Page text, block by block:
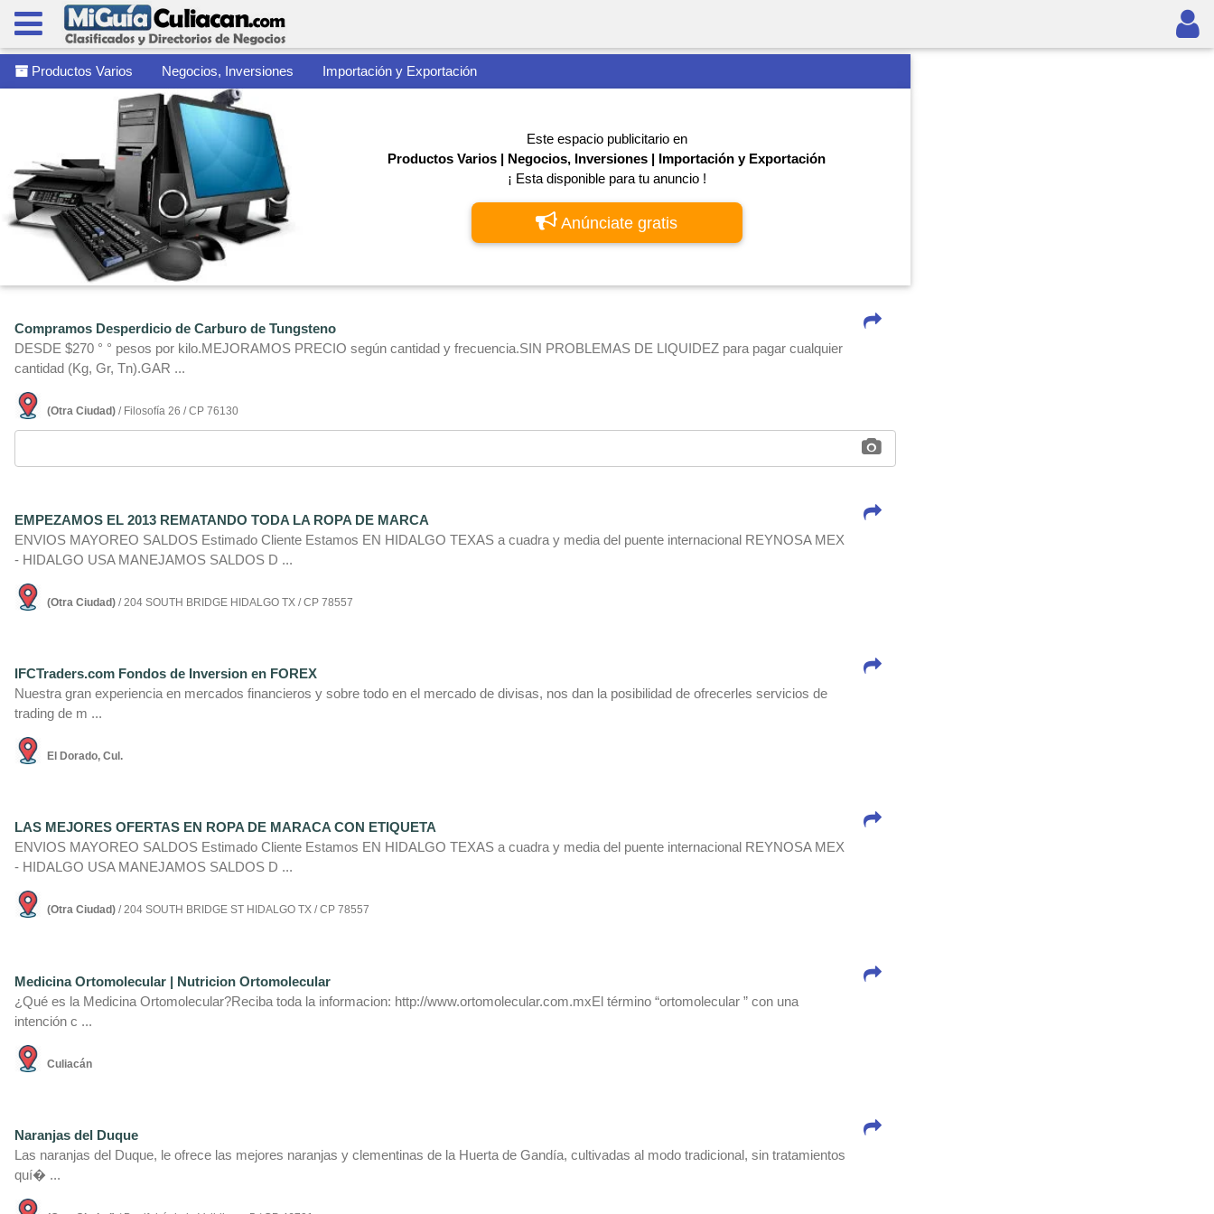
Productos Varios Negocios, Inversiones Importación y Exportación
Este espacio publicitario en
Productos Varios | Negocios, Inversiones | Importación y Exportación
¡ Esta disponible para tu anuncio !
Anúnciate gratis
Compramos Desperdicio de Carburo de Tungsteno
DESDE $270 ° ° pesos por kilo.MEJORAMOS PRECIO según cantidad y frecuencia.SIN PROBLEMAS DE LIQUIDEZ para pagar cualquier
cantidad (Kg, Gr, Tn).GAR ...
(Otra Ciudad) / Filosofía 26 / CP 76130
EMPEZAMOS EL 2013 REMATANDO TODA LA ROPA DE MARCA
ENVIOS MAYOREO SALDOS Estimado Cliente Estamos EN HIDALGO TEXAS a cuadra y media del puente internacional REYNOSA MEX
- HIDALGO USA MANEJAMOS SALDOS D ...
(Otra Ciudad) / 204 SOUTH BRIDGE HIDALGO TX / CP 78557
IFCTraders.com Fondos de Inversion en FOREX
Nuestra gran experiencia en mercados financieros y sobre todo en el mercado de divisas, nos dan la posibilidad de ofrecerles servicios de
trading de m ...
El Dorado, Cul.
LAS MEJORES OFERTAS EN ROPA DE MARACA CON ETIQUETA
ENVIOS MAYOREO SALDOS Estimado Cliente Estamos EN HIDALGO TEXAS a cuadra y media del puente internacional REYNOSA MEX
- HIDALGO USA MANEJAMOS SALDOS D ...
(Otra Ciudad) / 204 SOUTH BRIDGE ST HIDALGO TX / CP 78557
Medicina Ortomolecular | Nutricion Ortomolecular
¿Qué es la Medicina Ortomolecular?Reciba toda la informacion: http://www.ortomolecular.com.mxEl término “ortomolecular ” con una
intención c ...
Culiacán
Naranjas del Duque
Las naranjas del Duque, le ofrece las mejores naranjas y clementinas de la Huerta de Gandí­a, cultivadas al modo tradicional, sin tratamientos
quí� ...